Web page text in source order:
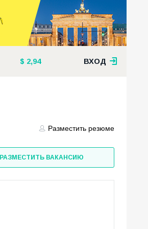
2,94 ВХОД
Разместить резюме
РАЗМЕСТИТЬ ВАКАНСИЮ